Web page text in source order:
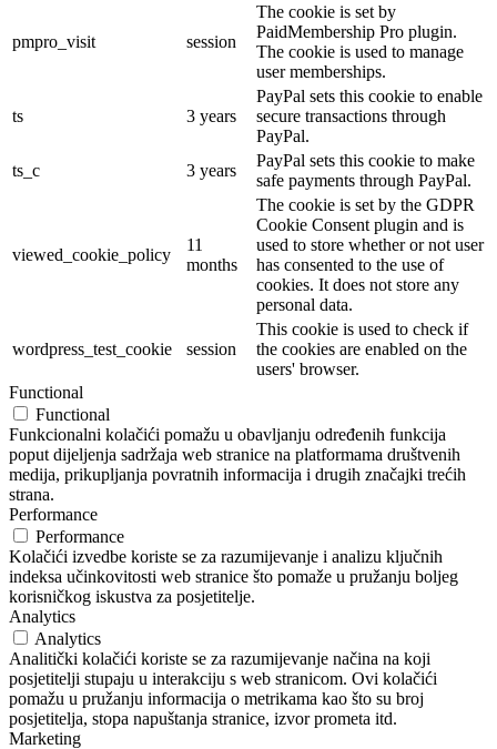
pmpro_visit session
The cookie is set by
PaidMembership Pro plugin.
The cookie is used to manage
user memberships.
ts 3 years
PayPal sets this cookie to enable
secure transactions through
PayPal.
ts_c
3 years
PayPal sets this cookie to make
safe payments through PayPal.
viewed_cookie_policy
11
months
The cookie is set by the GDPR
Cookie Consent plugin and is
used to store whether or not user
has consented to the use of
cookies. It does not store any
personal data.
wordpress_test_cookie session
This cookie is used to check if
the cookies are enabled on the
users' browser.
Functional
Functional
Funkcionalni kolačići pomažu u obavljanju određenih funkcija
poput dijeljenja sadržaja web stranice na platformama društvenih
medija, prikupljanja povratnih informacija i drugih značajki trećih
strana.
Performance
Performance
Kolačići izvedbe koriste se za razumijevanje i analizu ključnih
indeksa učinkovitosti web stranice što pomaže u pružanju boljeg
korisničkog iskustva za posjetitelje.
Analytics
Analytics
Analitički kolačići koriste se za razumijevanje načina na koji
posjetitelji stupaju u interakciju s web stranicom. Ovi kolačići
pomažu u pružanju informacija o metrikama kao što su broj
posjetitelja, stopa napuštanja stranice, izvor prometa itd.
Marketing